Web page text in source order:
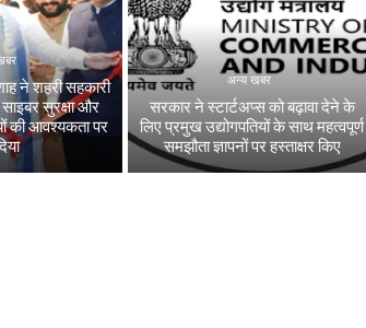
ने शहरी सहकारी
सुरक्षा और
की आवश्यकता पर
अन्य खबर
सरकार ने स्टार्टअप्‍स को बढ़ावा देने के
लिए प्रमुख उद्योगपतियों के साथ महत्‍वपूर्ण
समझौता ज्ञापनों पर हस्‍ताक्षर किए